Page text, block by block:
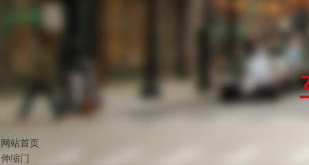
网站首页
伸缩门